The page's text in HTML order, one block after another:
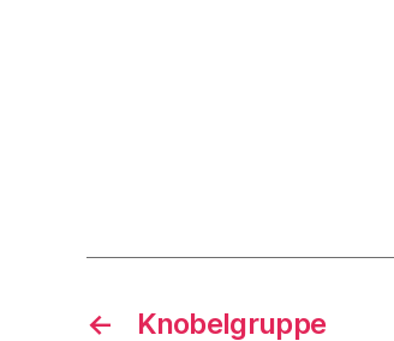
← Knobelgruppe